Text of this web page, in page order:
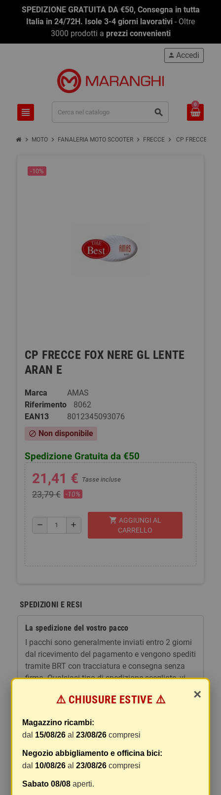
SPEDIZIONE GRATUITA DA €50, Consegna in tutta
Italia in 24/72H. Isole 3-4 giorni lavorativi - Oltre
3000 prodotti a prezzi convenienti
view_headline search
person Accedi
0
chevron_right MOTO chevron_right FANALERIA MOTO SCOOTER chevron_right FRECCE chevron_right CP FRECCE
-10%
CP FRECCE FOX NERE GL LENTE
ARAN E
Marca
AMAS
Riferimento
8062
EAN13
8012345093076
block Non disponibile
Spedizione Gratuita da €50
21,41 € Tasse incluse
23,79 € -10%
remove add
shopping_cart AGGIUNGI AL
CARRELLO
SPEDIZIONI E RESI
La spedizione del vostro pacco
I pacchi sono generalmente inviati entro 2 giorni
dal ricevimento del pagamento e vengono spediti
tramite BRT con tracciatura e consegna senza
firma. Qualsiasi tipo di spedizione scegliate, vi
Le spese di spedizione comprendono gli oneri di
gestione e imballaggio e le spese postali. I costi
di gestione sono fissi, mentre i costi di trasporto
variano a seconda del peso totale della
spedizione. Vi consigliamo di raggruppare i
possibile raggruppare due ordini distinti
×
⚠️ CHIUSURE ESTIVE ⚠️
Magazzino ricambi:
dal 15/08/26 al23/08/26 compresi
Negozio abbigliamento e officina bici:
dal 10/08/26 al23/08/26 compresi
Sabato 08/08 aperti.